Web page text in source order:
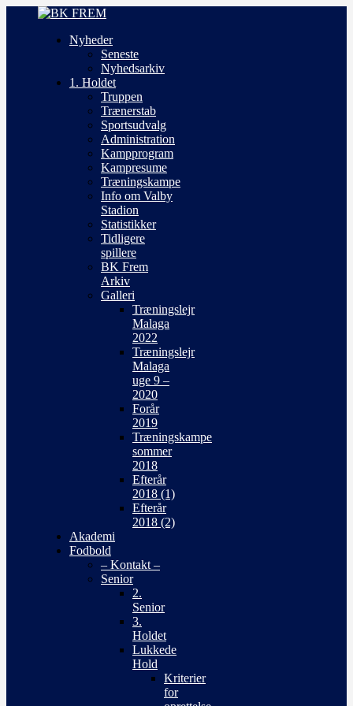
Nyheder
Seneste
Nyhedsarkiv
1. Holdet
Truppen
Trænerstab
Sportsudvalg
Administration
Kampprogram
Kampresume
Træningskampe
Info om Valby
Stadion
Statistikker
Tidligere
spillere
BK Frem
Arkiv
Galleri
Træningslejr
Malaga
2022
Træningslejr
Malaga
uge 9 –
2020
Forår
2019
Træningskampe
sommer
2018
Efterår
2018 (1)
Efterår
2018 (2)
Akademi
Fodbold
– Kontakt –
Senior
2.
Senior
3.
Holdet
Lukkede
Hold
Kriterier
for